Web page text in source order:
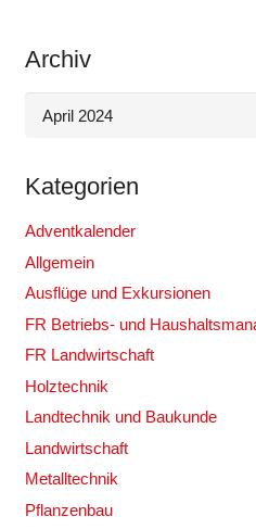
Archiv
Kategorien
Adventkalender
Allgemein
Ausflüge und Exkursionen
FR Betriebs- und
FR Landwirtschaft
Holztechnik
Landtechnik und Baukunde
Landwirtschaft
Metalltechnik
Pflanzenbau